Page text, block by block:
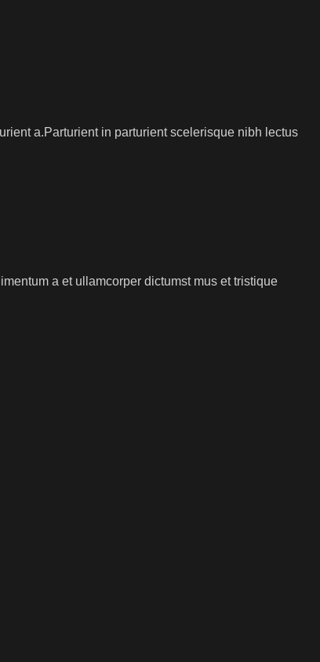
a.Parturient in parturient scelerisque nibh lectus
a et ullamcorper dictumst mus et tristique